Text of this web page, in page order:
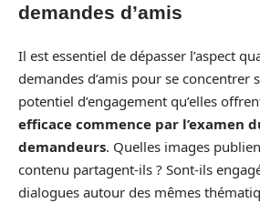
demandes d’amis
Il est essentiel de dépasser l’aspect
demandes d’amis pour se concentrer
potentiel d’engagement qu’elles
efficace commence par l’examen
demandeurs. Quelles images
contenu partagent-ils ? Sont-ils
dialogues autour des mêmes